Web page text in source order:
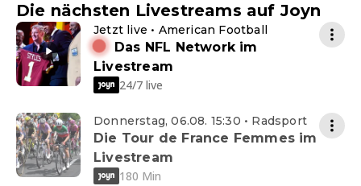
Die nächsten Livestreams auf Joyn
Jetzt live • American Football
Das NFL Network im
Livestream
24/7 live
Donnerstag, 06.08. 15:30 • Radsport
Die Tour de France Femmes im
Livestream
180 Min